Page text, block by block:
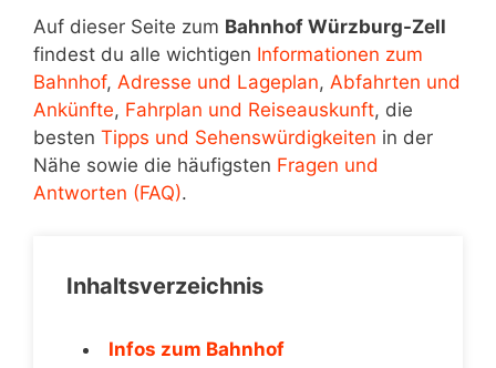
Auf dieser Seite zum Bahnhof Würzburg-Zell
findest du alle wichtigen Informationen zum
Bahnhof, Adresse und Lageplan, Abfahrten und
Ankünfte, Fahrplan und Reiseauskunft, die
besten Tipps und Sehenswürdigkeiten in der
Nähe sowie die häufigsten Fragen und
Antworten (FAQ).
Inhaltsverzeichnis
Infos zum Bahnhof